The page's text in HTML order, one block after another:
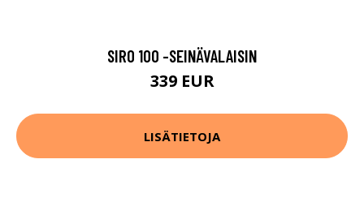
SIRO 100 -SEINÄVALAISIN
339 EUR
LISÄTIETOJA